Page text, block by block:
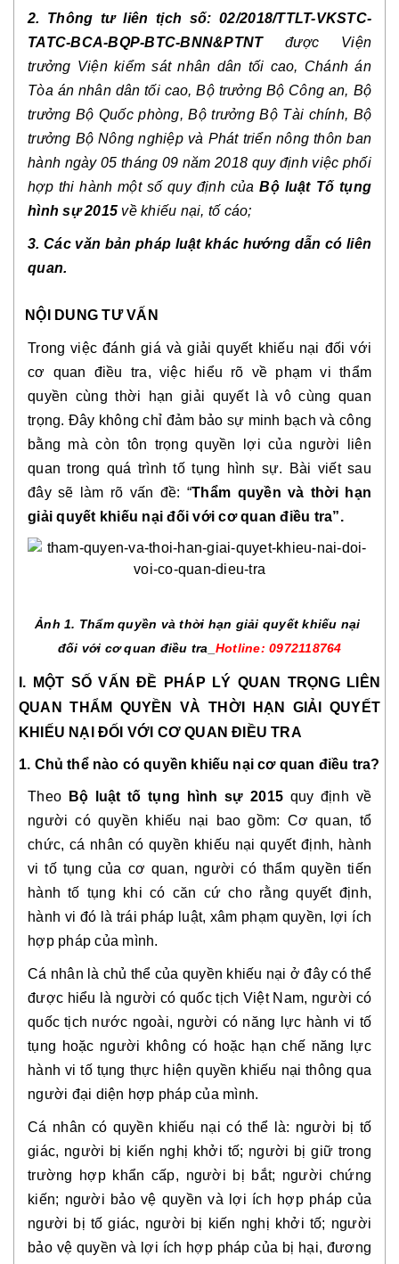
2. Thông tư liên tịch số: 02/2018/TTLT-VKSTC-
TATC-BCA-BQP-BTC-BNN&PTNT được Viện
trưởng Viện kiểm sát nhân dân tối cao, Chánh án
Tòa án nhân dân tối cao, Bộ trưởng Bộ Công an, Bộ
trưởng Bộ Quốc phòng, Bộ trưởng Bộ Tài chính, Bộ
trưởng Bộ Nông nghiệp và Phát triển nông thôn ban
hành ngày 05 tháng 09 năm 2018 quy định việc phối
hợp thi hành một số quy định của Bộ luật Tố tụng
hình sự 2015 về khiếu nại, tố cáo;
3. Các văn bản pháp luật khác hướng dẫn có liên
quan.
NỘI DUNG TƯ VẤN
Trong việc đánh giá và giải quyết khiếu nại đối với
cơ quan điều tra, việc hiểu rõ về phạm vi thẩm
quyền cùng thời hạn giải quyết là vô cùng quan
trọng. Đây không chỉ đảm bảo sự minh bạch và công
bằng mà còn tôn trọng quyền lợi của người liên
quan trong quá trình tố tụng hình sự. Bài viết sau
đây sẽ làm rõ vấn đề: “Thẩm quyền và thời hạn
giải quyết khiếu nại đối với cơ quan điều tra”.
Ảnh 1. Thẩm quyền và thời hạn giải quyết khiếu nại
đối với cơ quan điều tra_ Hotline: 0972118764
I. MỘT SỐ VẤN ĐỀ PHÁP LÝ QUAN TRỌNG LIÊN
QUAN THẨM QUYỀN VÀ THỜI HẠN GIẢI QUYẾT
KHIẾU NẠI ĐỐI VỚI CƠ QUAN ĐIỀU TRA
1. Chủ thể nào có quyền khiếu nại cơ quan điều tra?
Theo Bộ luật tố tụng hình sự 2015 quy định về
người có quyền khiếu nại bao gồm: Cơ quan, tổ
chức, cá nhân có quyền khiếu nại quyết định, hành
vi tố tụng của cơ quan, người có thẩm quyền tiến
hành tố tụng khi có căn cứ cho rằng quyết định,
hành vi đó là trái pháp luật, xâm phạm quyền, lợi ích
hợp pháp của mình.
Cá nhân là chủ thể của quyền khiếu nại ở đây có thể
được hiểu là người có quốc tịch Việt Nam, người có
quốc tịch nước ngoài, người có năng lực hành vi tố
tụng hoặc người không có hoặc hạn chế năng lực
hành vi tố tụng thực hiện quyền khiếu nại thông qua
người đại diện hợp pháp của mình.
Cá nhân có quyền khiếu nại có thể là: người bị tố
giác, người bị kiến nghị khởi tố; người bị giữ trong
trường hợp khẩn cấp, người bị bắt; người chứng
kiến; người bảo vệ quyền và lợi ích hợp pháp của
người bị tố giác, người bị kiến nghị khởi tố; người
bảo vệ quyền và lợi ích hợp pháp của bị hại, đương